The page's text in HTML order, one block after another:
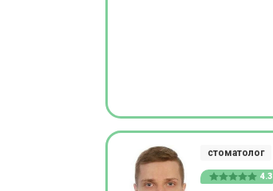
стоматолог
4.3